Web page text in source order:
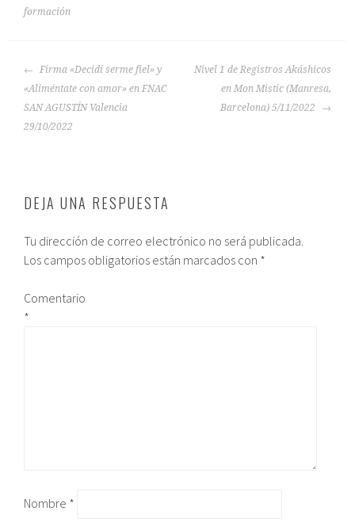
formación
Firma «Decidí serme fiel» y
«Aliméntate con amor» en FNAC
SAN AGUSTÍN Valencia
29/10/2022
Nivel 1 de Registros Akáshicos
en Mon Mistic (Manresa,
Barcelona) 5/11/2022
DEJA UNA RESPUESTA
Tu dirección de correo electrónico no será publicada.
Los campos obligatorios están marcados con *
Comentario
*
Nombre *